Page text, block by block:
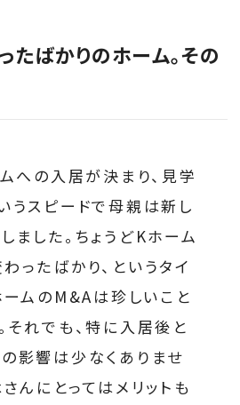
ばかりのホーム。その
への入居が決まり、見学
うスピードで母親は新し
ました。ちょうどKホーム
ったばかり、というタイ
ームのM&Aは珍しいこと
それでも、特に入居後と
影響は少なくありませ
んにとってはメリットも